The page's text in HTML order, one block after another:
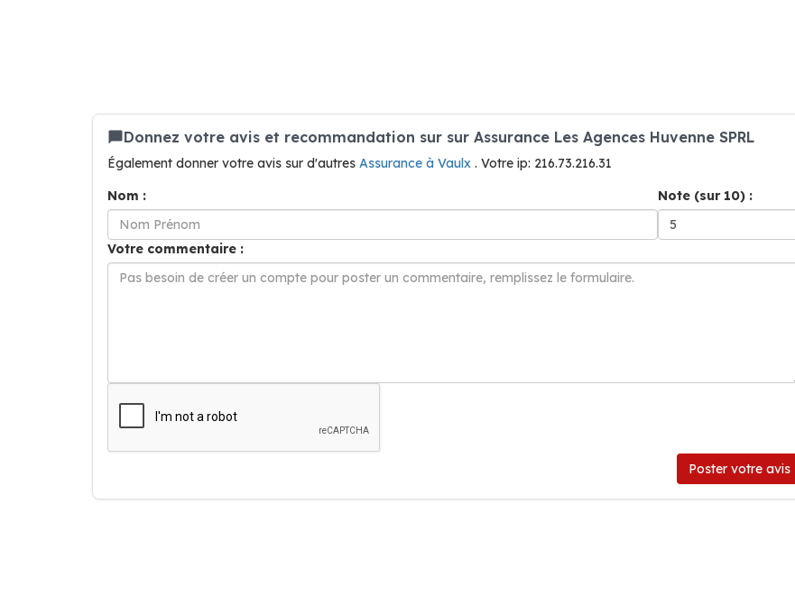
Donnez votre avis et recommandation sur sur Assurance Les Agences Huvenne SPRL
Également donner votre avis sur d'autres Assurance à Vaulx . Votre ip: 216.73.216.31
Nom :
Note (sur 10) :
Votre commentaire :
Poster votre avis